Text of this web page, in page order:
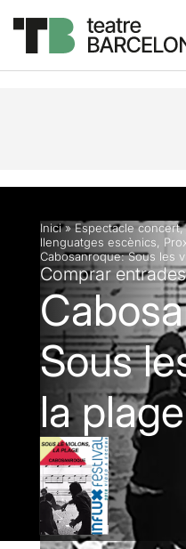
Descripció Fitxa
Inici»Espectacle concert,
llenguatges escènics
Cabosanroque: Sous les
Comprar
Sous
la plage